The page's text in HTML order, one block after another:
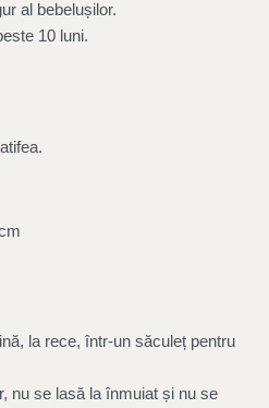
al bebelușilor.
10 luni.
la rece, într-un săculeț pentru
nu se lasă la înmuiat și nu se